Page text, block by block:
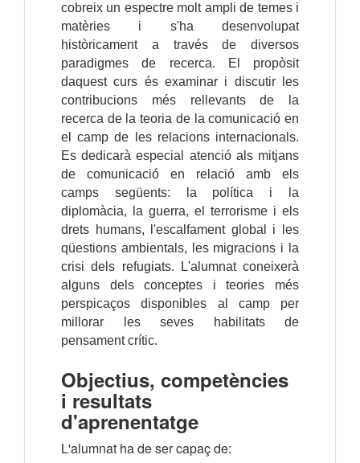
cobreix un espectre molt ampli de temes i
matèries i s'ha desenvolupat
històricament a través de diversos
paradigmes de recerca. El propòsit
daquest curs és examinar i discutir les
contribucions més rellevants de la
recerca de la teoria de la comunicació en
el camp de les relacions internacionals.
Es dedicarà especial atenció als mitjans
de comunicació en relació amb els
camps següents: la política i la
diplomàcia, la guerra, el terrorisme i els
drets humans, l'escalfament global i les
qüestions ambientals, les migracions i la
crisi dels refugiats. L'alumnat coneixerà
alguns dels conceptes i teories més
perspicaços disponibles al camp per
millorar les seves habilitats de
pensament crític.
Objectius, competències
i resultats
d'aprenentatge
L'alumnat ha de ser capaç de: